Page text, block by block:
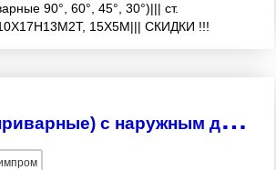
90°, 60°, 45°, 30°)||| ст.
15Х5М||| СКИДКИ !!!
З
аглушки (приварные) с наружным диаметром от 45 до 426 мм